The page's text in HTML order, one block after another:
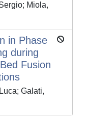
Miola,
in Phase
during
Fusion
Galati,